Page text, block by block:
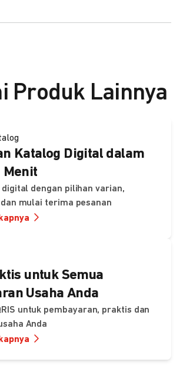
Produk Lainnya
Katalog Digital dalam
Menit
dengan pilihan varian,
mulai terima pesanan
untuk Semua
Usaha Anda
untuk pembayaran, praktis dan
Anda